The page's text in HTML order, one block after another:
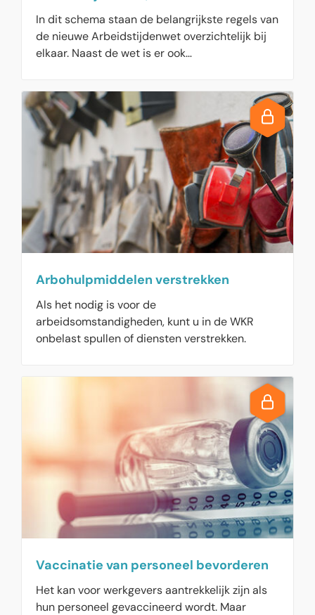
In dit schema staan de belangrijkste regels van
de nieuwe Arbeidstijdenwet overzichtelijk bij
elkaar. Naast de wet is er ook
Arbohulpmiddelen verstrekken
Als het nodig is voor de
arbeidsomstandigheden, kunt u in de WKR
onbelast spullen of diensten verstrekken.
Vaccinatie van personeel bevorderen
Het kan voor werkgevers aantrekkelijk zijn als
hun personeel gevaccineerd wordt. Maar